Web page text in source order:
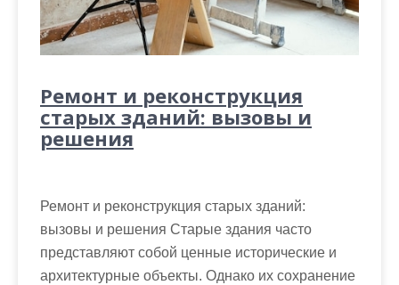
Ремонт и реконструкция
старых зданий: вызовы и
решения
Ремонт и реконструкция старых зданий:
вызовы и решения Старые здания часто
представляют собой ценные исторические и
архитектурные объекты. Однако их сохранение